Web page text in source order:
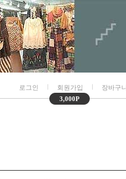
로그인
회원가입
3,000P
장바구니